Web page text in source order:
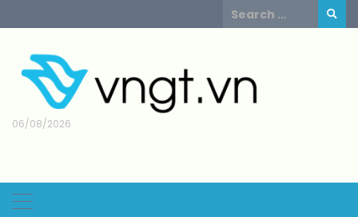
to
Search
for:
06/08/2026